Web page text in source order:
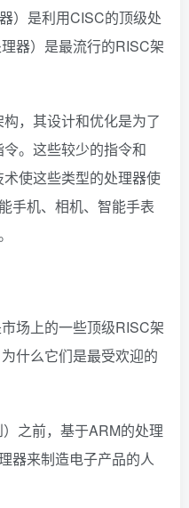
）是利用CISC的顶级处
器）是最流行的RISC架
，其设计和优化是为了
。这些较少的指令和
使这些类型的处理器使
手机、相机、智能手表
场上的一些顶级RISC架
什么它们是最受欢迎的
之前，基于ARM的处理
器来制造电子产品的人